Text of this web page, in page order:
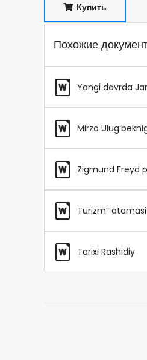
Купить
Похожие
Yangi davrda
Mirzo
Zigmund Freyd
Turizm”
Tarixi Rashidiy